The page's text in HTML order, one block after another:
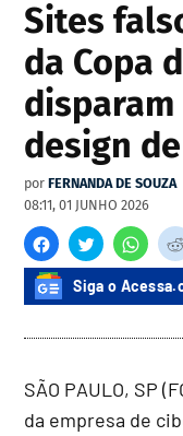
Sites
da Copa
design
por FERNANDA DE SOUZA
08:11, 01 JUNHO 2026
Siga o
SÃO PAULO, SP
da empresa de